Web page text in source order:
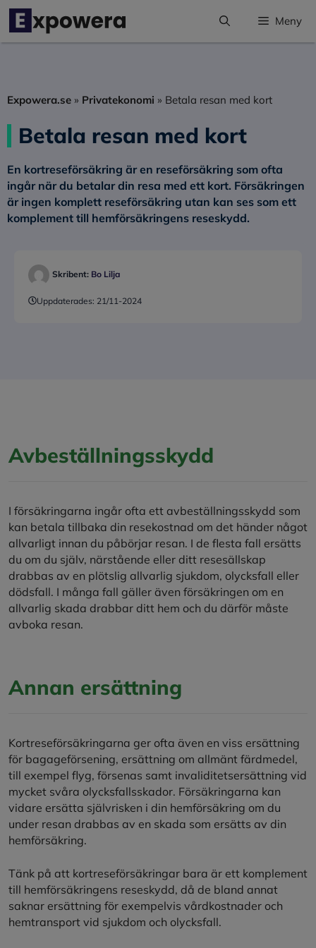
Hoppa
innehåll
Meny
Expowera.se » Privatekonomi » Betala resan med kort
Betala resan med kort
En kortreseförsäkring är en reseförsäkring som ofta
ingår när du betalar din resa med ett kort. Försäkringen
är ingen komplett reseförsäkring utan kan ses som ett
komplement till hemförsäkringens reseskydd.
Skribent: Bo Lilja
Uppdaterades: 21/11-2024
Avbeställningsskydd
I försäkringarna ingår ofta ett avbeställningsskydd som
kan betala tillbaka din resekostnad om det händer något
allvarligt innan du påbörjar resan. I de flesta fall ersätts
du om du själv, närstående eller ditt resesällskap
drabbas av en plötslig allvarlig sjukdom, olycksfall eller
dödsfall. I många fall gäller även försäkringen om en
allvarlig skada drabbar ditt hem och du därför måste
avboka resan.
Annan ersättning
Kortreseförsäkringarna ger ofta även en viss ersättning
för bagageförsening, ersättning om allmänt färdmedel,
till exempel flyg, försenas samt invaliditetsersättning vid
mycket svåra olycksfallsskador. Försäkringarna kan
vidare ersätta självrisken i din hemförsäkring om du
under resan drabbas av en skada som ersätts av din
hemförsäkring.
Tänk på att kortreseförsäkringar bara är ett komplement
till hemförsäkringens reseskydd, då de bland annat
saknar ersättning för exempelvis vårdkostnader och
hemtransport vid sjukdom och olycksfall.